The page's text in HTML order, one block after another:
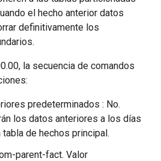
el hecho anterior datos
definitivamente los
la secuencia de comandos
predeterminados : No.
los datos anteriores a los días
de hechos principal.
parent-fact. Valor